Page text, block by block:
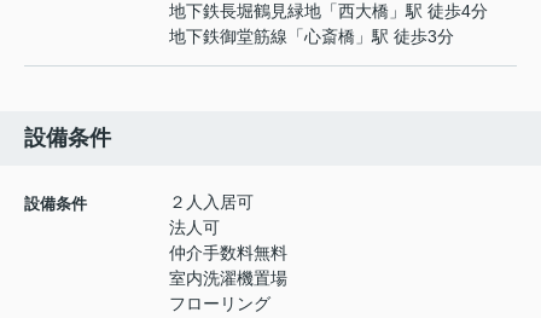
地下鉄長堀鶴見緑地 「西大橋 」駅 徒歩4分
地下鉄御堂筋線 「心斎橋 」駅 徒歩3分
設備条件
設備条件
２人入居可
法人可
仲介手数料無料
室内洗濯機置場
フローリング